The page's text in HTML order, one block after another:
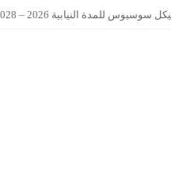
للمدة النيابية 2026 – 2028